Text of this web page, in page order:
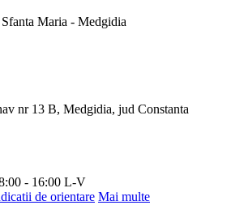
Maria - Medgidia
nr 13 B, Medgidia, jud Constanta
- 16:00 L-V
de orientare Mai multe